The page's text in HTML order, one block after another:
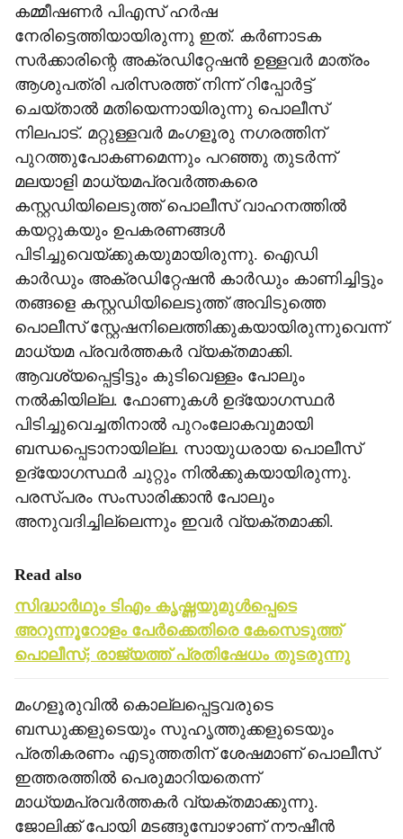
കമ്മീഷണര്‍ പിഎസ് ഹര്‍ഷ
നേരിട്ടെത്തിയായിരുന്നു ഇത്. കര്‍ണാടക
സര്‍ക്കാരിന്റെ അക്രഡിറ്റേഷന്‍ ഉള്ളവര്‍ മാത്രം
ആശുപത്രി പരിസരത്ത് നിന്ന് റിപ്പോര്‍ട്ട്
ചെയ്താല്‍ മതിയെന്നായിരുന്നു പൊലീസ്
നിലപാട്. മറ്റുള്ളവര്‍ മംഗളൂരു നഗരത്തിന്
പുറത്തുപോകണമെന്നും പറഞ്ഞു തുടര്‍ന്ന്
മലയാളി മാധ്യമപ്രവര്‍ത്തകരെ
കസ്റ്റഡിയിലെടുത്ത് പൊലീസ് വാഹനത്തില്‍
കയറ്റുകയും ഉപകരണങ്ങള്‍
പിടിച്ചുവെയ്ക്കുകയുമായിരുന്നു. ഐഡി
കാര്‍ഡും അക്രഡിറ്റേഷന്‍ കാര്‍ഡും കാണിച്ചിട്ടും
തങ്ങളെ കസ്റ്റഡിയിലെടുത്ത് അവിടുത്തെ
പൊലീസ് സ്റ്റേഷനിലെത്തിക്കുകയായിരുന്നുവെന്ന്
മാധ്യമ പ്രവര്‍ത്തകര്‍ വ്യക്തമാക്കി.
ആവശ്യപ്പെട്ടിട്ടും കുടിവെള്ളം പോലും
നല്‍കിയില്ല. ഫോണുകള്‍ ഉദ്യോഗസ്ഥര്‍
പിടിച്ചുവെച്ചതിനാല്‍ പുറംലോകവുമായി
ബന്ധപ്പെടാനായില്ല. സായുധരായ പൊലീസ്
ഉദ്യോഗസ്ഥര്‍ ചുറ്റും നില്‍ക്കുകയായിരുന്നു.
പരസ്പരം സംസാരിക്കാന്‍ പോലും
അനുവദിച്ചില്ലെന്നും ഇവര്‍ വ്യക്തമാക്കി.
Read also
സിദ്ധാര്‍ഥും ടിഎം കൃഷ്ണയുമുള്‍പ്പെടെ
അറുന്നൂറോളം പേര്‍ക്കെതിരെ കേസെടുത്ത്
പൊലീസ്; രാജ്യത്ത് പ്രതിഷേധം തുടരുന്നു
മംഗളൂരുവില്‍ കൊല്ലപ്പെട്ടവരുടെ
ബന്ധുക്കളുടെയും സുഹൃത്തുക്കളുടെയും
പ്രതികരണം എടുത്തതിന് ശേഷമാണ് പൊലീസ്
ഇത്തരത്തില്‍ പെരുമാറിയതെന്ന്
മാധ്യമപ്രവര്‍ത്തകര്‍ വ്യക്തമാക്കുന്നു.
ജോലിക്ക് പോയി മടങ്ങുമ്പോഴാണ് നൗഷീന്‍